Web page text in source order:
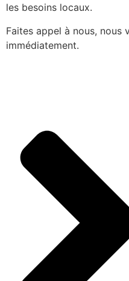
les besoins locaux.
Faites appel à nous, nous
immédiatement.